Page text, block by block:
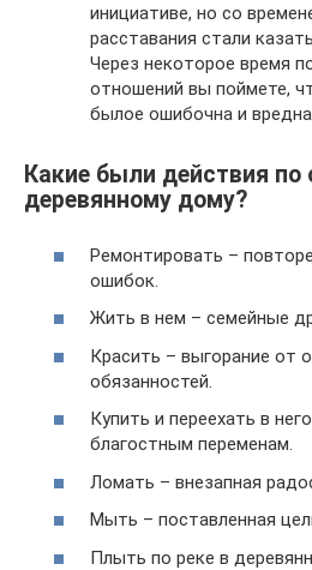
инициативе, но со
расставания стали
Через некоторое время
отношений вы поймете,
былое ошибочна и
Какие были действия
деревянному дому?
Ремонтировать –
ошибок.
Жить в нем – семейные
Красить – выгорание от
обязанностей.
Купить и переехать в
благостным переменам.
Ломать – внезапная
Мыть – поставленная
Плыть по реке в